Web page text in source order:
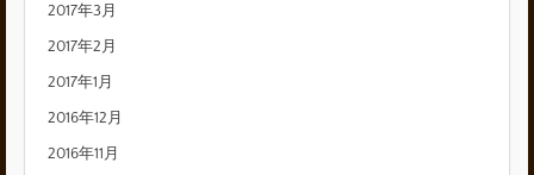
2017年3月
2017年2月
2017年1月
2016年12月
2016年11月